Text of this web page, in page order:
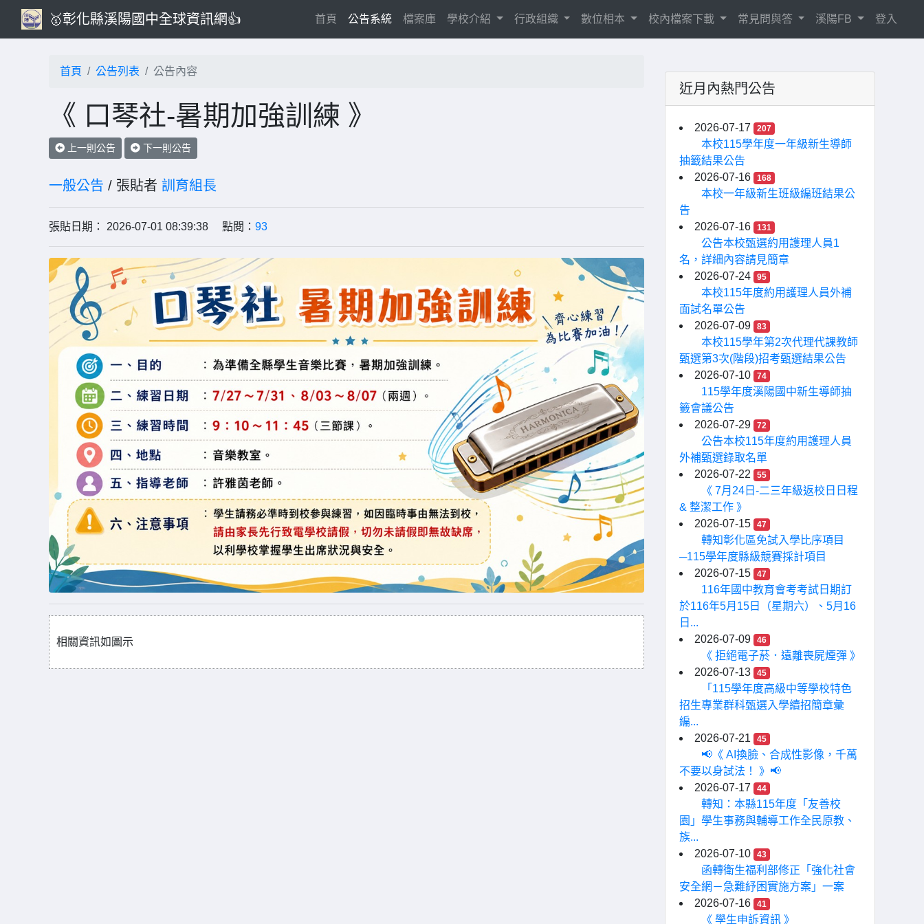
🥇彰化縣溪陽國中全球資訊網👍 首頁(current)
公告系統 檔案庫 學校介紹 行政組織 數位相本 校內檔案下載 常見問與答 溪陽FB 登入
首頁 公告列表 公告內容
《 口琴社-暑期加強訓練 》
上一則公告 下一則公告
一般公告 / 張貼者 訓育組長
張貼日期： 2026-07-01 08:39:38 點閱： 93
相關資訊如圖示
近月內熱門公告
2026-07-17 207
本校115學年度一年級新生導師
抽籤結果公告
2026-07-16
168
本校一年級新生班級編班結果公
告
2026-07-16
131
公告本校甄選約用護理人員1
名，詳細內容請見簡章
2026-07-24
95
本校115年度約用護理人員外補
面試名單公告
2026-07-09
83
本校115學年第2次代理代課教師
甄選第3次(階段)招考甄選結果公告
2026-07-10
74
115學年度溪陽國中新生導師抽
籤會議公告
2026-07-29
72
公告本校115年度約用護理人員
外補甄選錄取名單
2026-07-22
55
《 7月24日-二三年級返校日日程
& 整潔工作 》
2026-07-15
47
轉知彰化區免試入學比序項目
─115學年度縣級競賽採計項目
2026-07-15
47
116年國中教育會考考試日期訂
於116年5月15日（星期六）、5月16
日...
2026-07-09
46
《 拒絕電子菸．遠離喪屍煙彈 》
2026-07-13
45
「115學年度高級中等學校特色
招生專業群科甄選入學續招簡章彙
編...
2026-07-21
45
📢《 AI換臉、合成性影像，千萬
不要以身試法！ 》📢
2026-07-17
44
轉知：本縣115年度「友善校
園」學生事務與輔導工作全民原教、
族...
2026-07-10
43
函轉衛生福利部修正「強化社會
安全網－急難紓困實施方案」一案
2026-07-16
41
《 學生申訴資訊 》